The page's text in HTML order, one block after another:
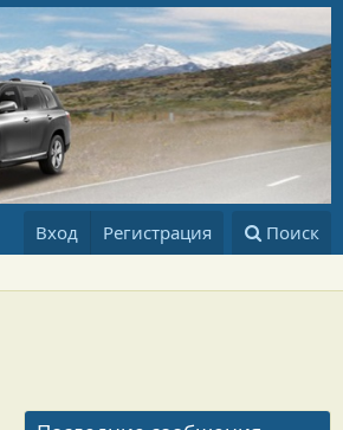
Вход Регистрация Поиск